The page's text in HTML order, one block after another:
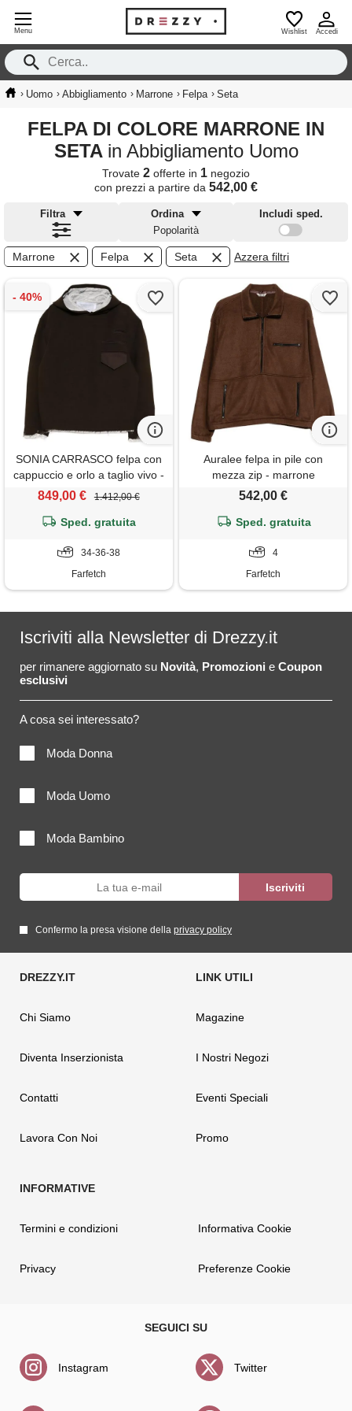
Menu Wishlist Accedi
› Uomo › Abbigliamento › Marrone › Felpa › Seta
FELPA DI COLORE MARRONE IN
SETA in Abbigliamento Uomo
Trovate 2 offerte in 1 negozio
con prezzi a partire da 542,00 €
Filtra
Ordina
Popolarità
Includi sped.
Marrone Felpa Seta Azzera filtri
SONIA CARRASCO felpa con
cappuccio e orlo a taglio vivo -
marrone
849,00 € 1.412,00 €
Sped. gratuita
34-36-38
Farfetch
Auralee felpa in pile con
mezza zip - marrone
542,00 €
Sped. gratuita
4
Farfetch
Iscriviti alla Newsletter di Drezzy.it
per rimanere aggiornato su Novità, Promozioni e Coupon
esclusivi
A cosa sei interessato?
Moda Donna
Moda Uomo
Moda Bambino
Confermo la presa visione della privacy policy
Chi Siamo
Diventa Inserzionista
Contatti
Lavora Con Noi
Magazine
I Nostri Negozi
Eventi Speciali
Promo
Termini e condizioni
Privacy
Informativa Cookie
Preferenze Cookie
Instagram Twitter